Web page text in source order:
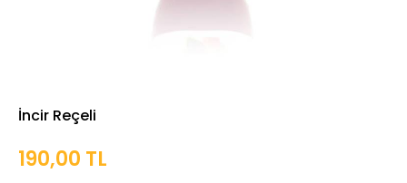
İncir Reçeli
190,00 TL